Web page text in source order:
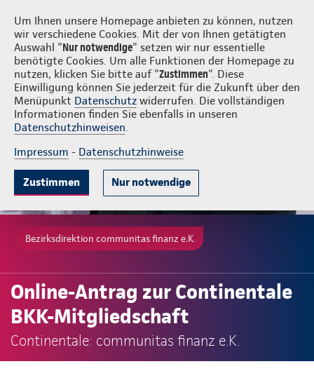
Um Ihnen unsere Homepage anbieten zu können, nutzen
wir verschiedene Cookies. Mit der von Ihnen getätigten
Auswahl "Nur notwendige" setzen wir nur essentielle
benötigte Cookies. Um alle Funktionen der Homepage zu
nutzen, klicken Sie bitte auf "Zustimmen". Diese
Einwilligung können Sie jederzeit für die Zukunft über den
Menüpunkt Datenschutz widerrufen. Die vollständigen
Informationen finden Sie ebenfalls in unseren
Datenschutzhinweisen.
Impressum - Datenschutzhinweise
Zustimmen Nur notwendige
communitas finanz e.K. Login
Bezirksdirektion communitas finanz e.K.
Online-Antrag zur Continentale
BKK-Mitgliedschaft
Continentale: communitas finanz e.K.